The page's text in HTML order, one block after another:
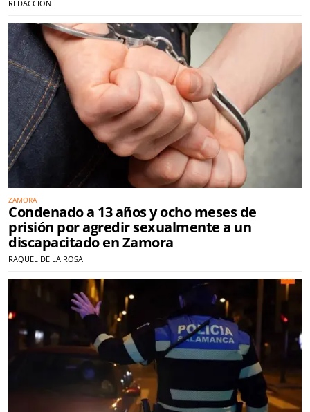
REDACCIÓN
ZAMORA
Condenado a 13 años y ocho meses de
prisión por agredir sexualmente a un
discapacitado en Zamora
RAQUEL DE LA ROSA